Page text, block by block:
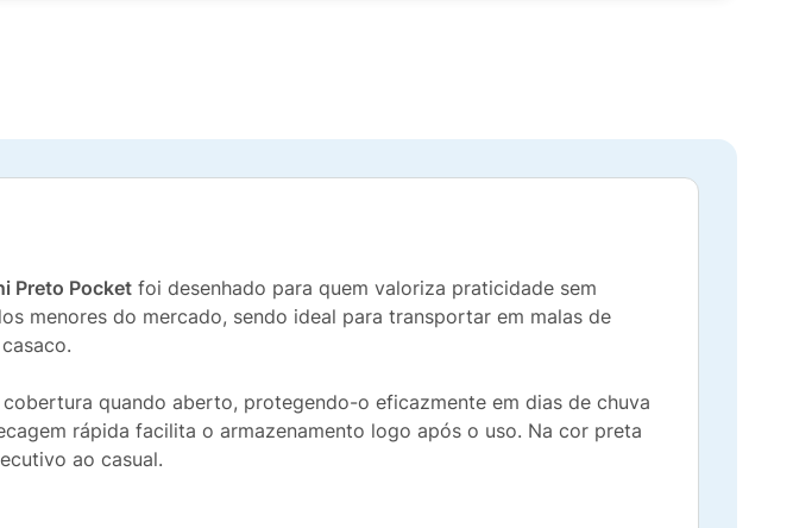
Preto Pocket foi desenhado para quem valoriza praticidade sem
menores do mercado, sendo ideal para transportar em malas de
quando aberto, protegendo-o eficazmente em dias de chuva
rápida facilita o armazenamento logo após o uso. Na cor preta
ao casual.